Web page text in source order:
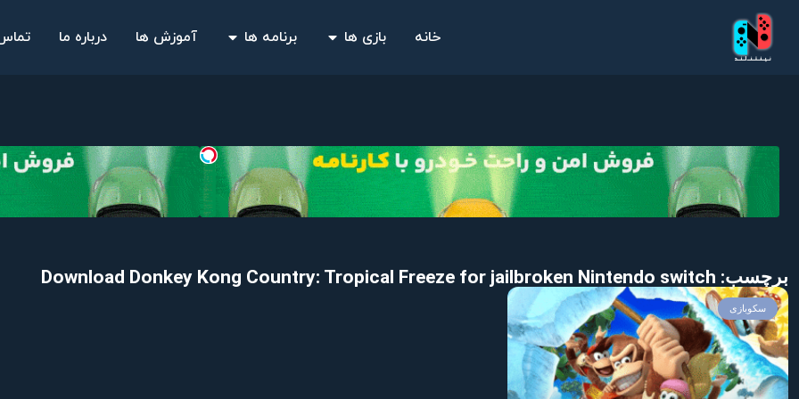
خانه بازی ها برنامه ها آموزش ها درباره ما
برچسب: Download Donkey Kong Country: Tropical Freeze for jailbroken Nintendo switch
سکوبازی